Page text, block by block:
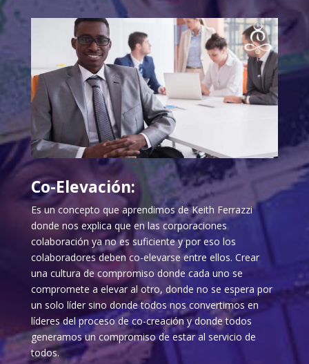
Co-Elevación:
Es un concepto que aprendimos de Keith Ferrazzi
donde nos explica que en las corporaciones
colaboración ya no es suficiente y por eso los
colaboradores deben co-elevarse entre ellos. Crear
una cultura de compromiso donde cada uno se
compromete a elevar al otro, donde no se espera por
un solo líder sino donde todos nos convertimos en
líderes del proceso de co-creación y donde todos
generamos un compromiso de estar al servicio de
todos.